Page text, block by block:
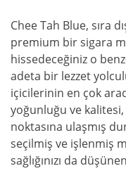
Chee Tah Blue, sıra
premium bir sigara
hissedeceğiniz o
adeta bir lezzet
içicilerinin en çok
yoğunluğu ve
noktasına ulaşmış
seçilmiş ve işlenmiş
sağlığınızı da